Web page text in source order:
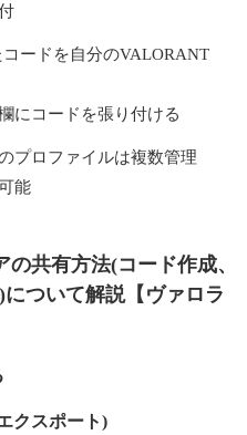
ードを自分のVALORANT
にコードを張り付ける
プロファイルは複数管理
能
共有方法(コード作成、
ついて解説【ヴァロラ
クスポート)